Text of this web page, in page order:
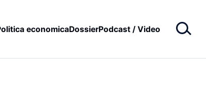
economicaDossierPodcast / Video